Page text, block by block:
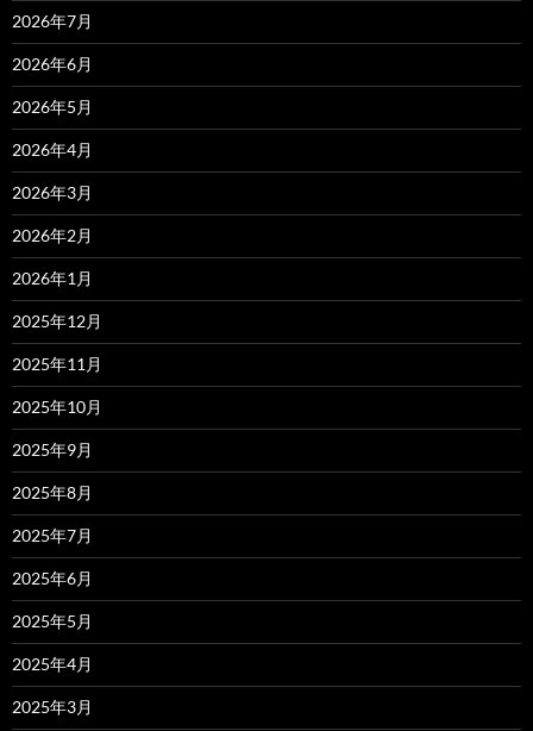
2026年7月
2026年6月
2026年5月
2026年4月
2026年3月
2026年2月
2026年1月
2025年12月
2025年11月
2025年10月
2025年9月
2025年8月
2025年7月
2025年6月
2025年5月
2025年4月
2025年3月